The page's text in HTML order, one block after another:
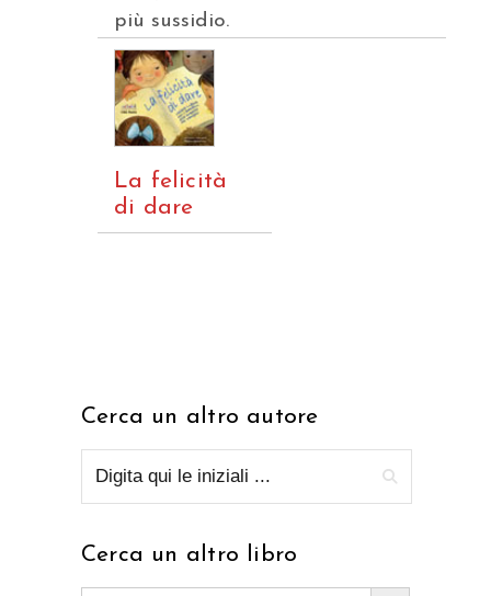
più sussidio.
La felicità
di dare
Cerca un altro autore
Cerca un altro libro
Search Button